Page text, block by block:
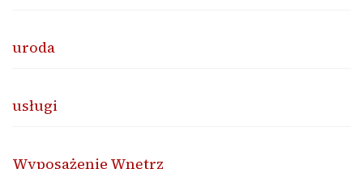
uroda
usługi
Wyposażenie Wnętrz